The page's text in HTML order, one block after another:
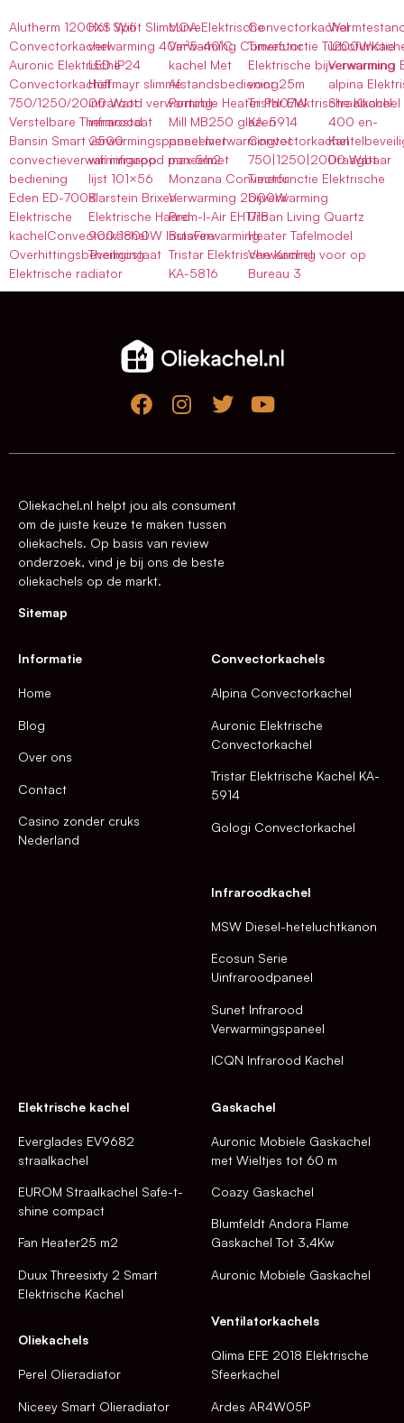
Alutherm 1200XS Wifi
Convectorkachel
Auronic Elektrische
Convectorkachel
750/1250/2000 Watt
Verstelbare Thermostaat
Bansin Smart 2500
convectieverwarmingapp
bediening
Eden ED-7008
Elektrische
kachelConvectorkachel
Overhittingsbeveiliging
Elektrische radiator
Hot Spot Slimcurve
verwarming 40m²5-40°C
LED IP24
Höffmayr slimme
infrarood verwarming-
infrarood
verwarmingspaneel met
wifi infrarood paneelmet
lijst 101×56
Klarstein Brixen
Elektrische Haard
900/1800W InstaFire
Thermostaat
MOA Elektrische
Verwarming Convector
kachel Met
Afstandsbediening
Portable Heater PH07W
Mill MB250 glazen
paneelverwarmingtot
max 5m2
Monzana Convector
Verwarming 2000W
Prem-I-Air EH1718
Buisverwarming
Tristar Elektrische Kachel
KA-5816
Convectorkachel
Timerfunctie Turbofunctie
Elektrische bijverwarming
voor 25m
Tristar Elektrische Kachel
KA-5914
Convectorkachel
750|1250|2000 Watt
Timerfunctie Elektrische
bijverwarming
Urban Living Quartz
Heater Tafelmodel
Verwarming voor op
Bureau 3
Verwarming
alpina
400 en-
Draagbaar
Oliekachel.nl helpt jou als consument
om de juiste keuze te maken tussen
oliekachels. Op basis van review
onderzoek, vind je bij ons de beste
oliekachels op de markt.
Sitemap
Informatie
Home
Blog
Over ons
Contact
Casino zonder cruks
Nederland
Convectorkachels
Alpina Convectorkachel
Auronic Elektrische
Convectorkachel
Tristar Elektrische Kachel KA-
5914
Gologi Convectorkachel
Infraroodkachel
MSW Diesel-heteluchtkanon
Ecosun Serie
Uinfraroodpaneel
Sunet Infrarood
Verwarmingspaneel
ICQN Infrarood Kachel
Elektrische kachel
Everglades EV9682
straalkachel
EUROM Straalkachel Safe-t-
shine compact
Fan Heater25 m2
Duux Threesixty 2 Smart
Elektrische Kachel
Oliekachels
Perel Olieradiator
Niceey Smart Olieradiator
Gaskachel
Auronic Mobiele Gaskachel
met Wieltjes tot 60 m
Coazy Gaskachel
Blumfeldt Andora Flame
Gaskachel Tot 3,4Kw
Auronic Mobiele Gaskachel
Ventilatorkachels
Qlima EFE 2018 Elektrische
Sfeerkachel
Ardes AR4W05P